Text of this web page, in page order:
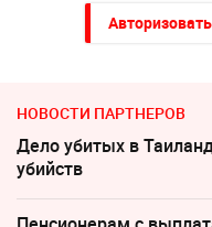
НОВОСТИ ПАРТНЕРОВ
Дело убитых в
убийств